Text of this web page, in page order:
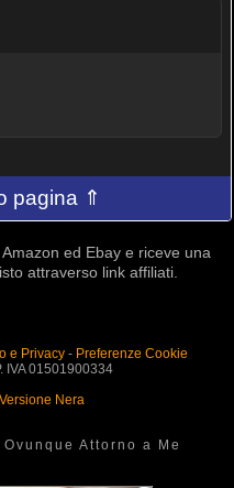
pagina ⇑
ed Ebay e riceve una
attraverso link affiliati.
e Privacy- Preferenze Cookie
IVA 01501900334
Versione Nera
Attorno a Me